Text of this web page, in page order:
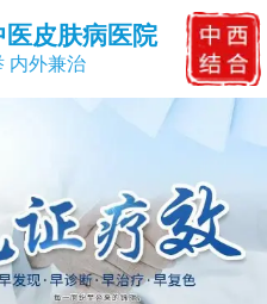
皮肤病医院
内外兼治